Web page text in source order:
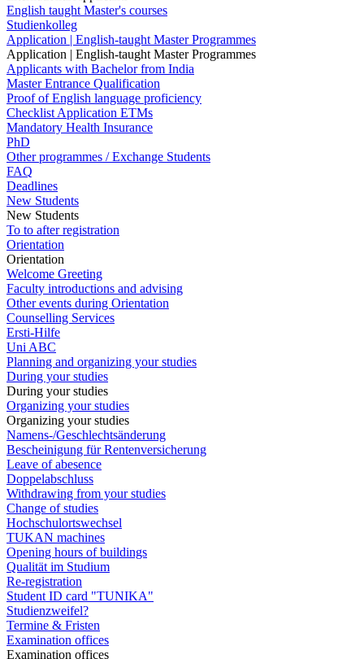
English taught Master's courses
Studienkolleg
Application | English-taught Master Programmes
Application | English-taught Master Programmes
Applicants with Bachelor from India
Master Entrance Qualification
Proof of English language proficiency
Checklist Application ETMs
Mandatory Health Insurance
PhD
Other programmes / Exchange Students
FAQ
Deadlines
New Students
New Students
To to after registration
Orientation
Orientation
Welcome Greeting
Faculty introductions and advising
Other events during Orientation
Counselling Services
Ersti-Hilfe
Uni ABC
Planning and organizing your studies
During your studies
During your studies
Organizing your studies
Organizing your studies
Namens-/Geschlechtsänderung
Bescheinigung für Rentenversicherung
Leave of abesence
Doppelabschluss
Withdrawing from your studies
Change of studies
Hochschulortswechsel
TUKAN machines
Opening hours of buildings
Qualität im Studium
Re-registration
Student ID card "TUNIKA"
Studienzweifel?
Termine & Fristen
Examination offices
Examination offices